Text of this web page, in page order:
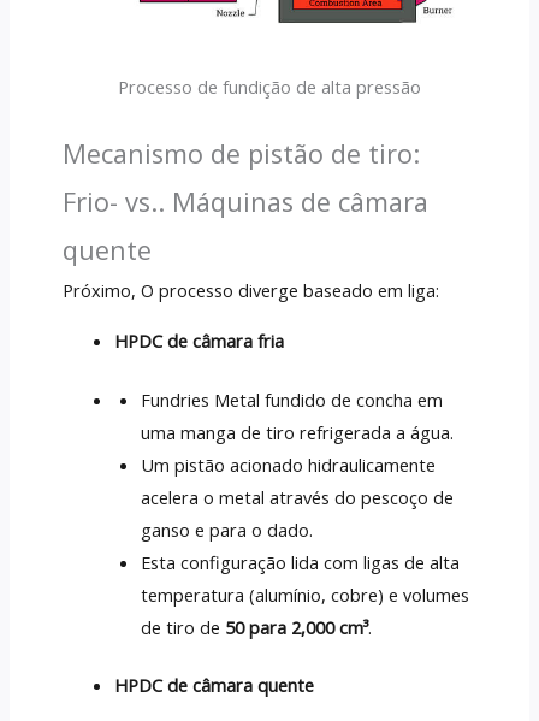
Processo de fundição de alta pressão
Mecanismo de pistão de tiro:
Frio- vs.. Máquinas de câmara
quente
Próximo, O processo diverge baseado em liga:
HPDC de câmara fria
Fundries Metal fundido de concha em
uma manga de tiro refrigerada a água.
Um pistão acionado hidraulicamente
acelera o metal através do pescoço de
ganso e para o dado.
Esta configuração lida com ligas de alta
temperatura (alumínio, cobre) e volumes
de tiro de 50 para 2,000 cm³.
HPDC de câmara quente